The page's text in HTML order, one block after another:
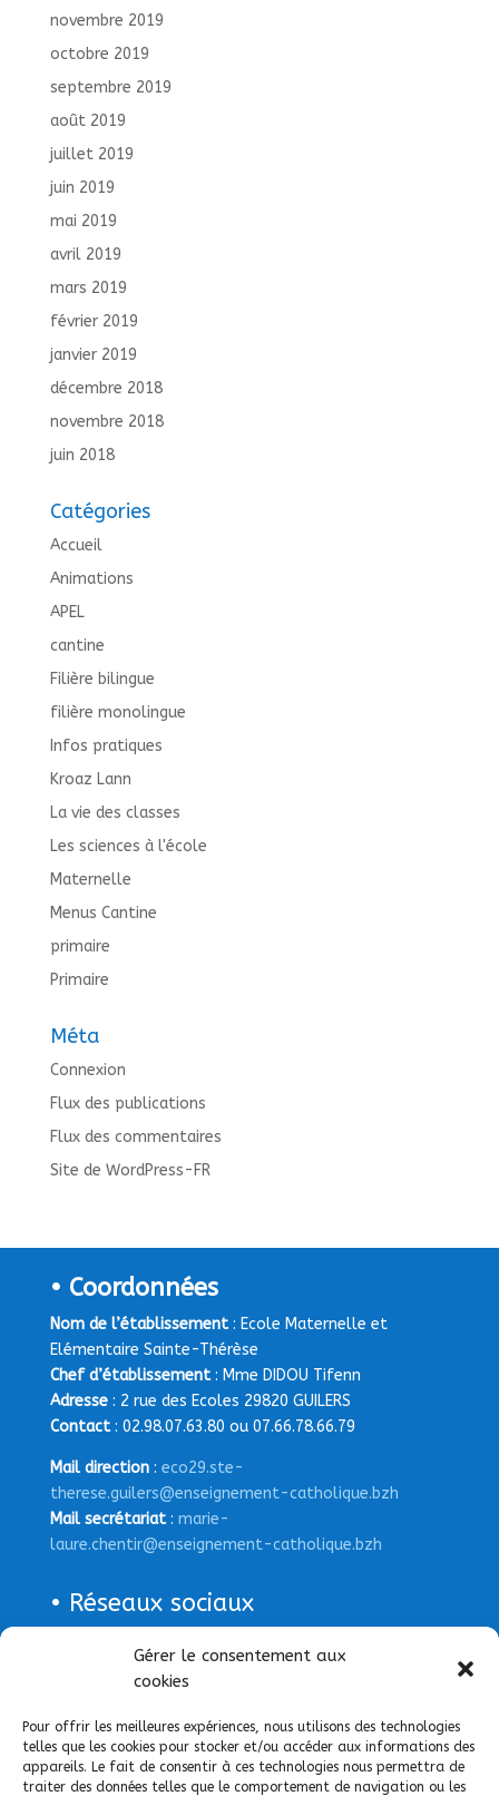
Gérer le consentement aux
cookies
Pour offrir les meilleures expériences, nous utilisons des technologies
telles que les cookies pour stocker et/ou accéder aux informations des
appareils. Le fait de consentir à ces technologies nous permettra de
traiter des données telles que le comportement de navigation ou les
novembre 2019
octobre 2019
septembre 2019
août 2019
juillet 2019
juin 2019
mai 2019
avril 2019
mars 2019
février 2019
janvier 2019
décembre 2018
novembre 2018
juin 2018
Catégories
Accueil
Animations
APEL
cantine
Filière bilingue
filière monolingue
Infos pratiques
Kroaz Lann
La vie des classes
Les sciences à l'école
Maternelle
Menus Cantine
primaire
Primaire
Méta
Connexion
Flux des publications
Flux des commentaires
Site de WordPress-FR
• Coordonnées
Nom de l’établissement: Ecole Maternelle et
Elémentaire Sainte-Thérèse
Chef d’établissement: Mme DIDOU Tifenn
Adresse: 2 rue des Ecoles 29820 GUILERS
Contact: 02.98.07.63.80 ou 07.66.78.66.79
Mail direction: eco29.ste-
therese.guilers@enseignement-catholique.bzh
Mail secrétariat: marie-
laure.chentir@enseignement-catholique.bzh
• Réseaux sociaux
Page Facebook